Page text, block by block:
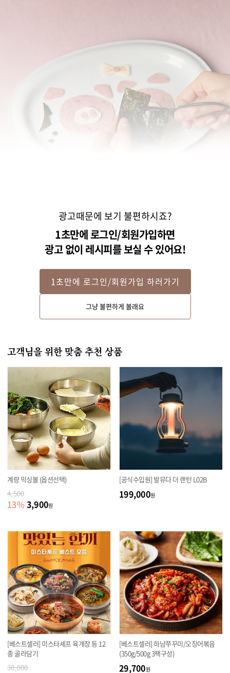
슬라이스 햄과 치즈, 김을 가위로 오려 돼지 얼굴과 눈, 코 등을 만들어주세요.
광고때문에 보기 불편하시죠?
1초만에 로그인/회원가입하면
광고 없이 레시피를 보실 수 있어요!
1초만에 로그인/회원가입 하러가기
그냥 불편하게 볼래요
고객님을 위한 맞춤 추천 상품
계량 믹싱볼 (옵션선택)
4,500
13% 3,900원
[공식수입원] 발뮤다 더 랜턴 L02B
199,000원
[베스트셀러] 미스타셰프 육개장 등 12
종 골라담기
30,000
[베스트셀러] 하남쭈꾸미/오징어볶음
(350g/500g 3팩구성)
29,700원